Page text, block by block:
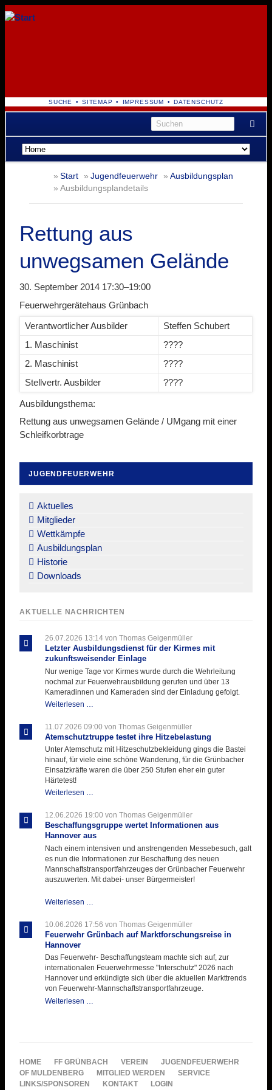
NAVIGATION
ÜBERSPRINGEN
SUCHE SITEMAP IMPRESSUM DATENSCHUTZ
Navigation
überspringen
Start Jugendfeuerwehr
Ausbildungsplan
Ausbildungsplandetails
Rettung aus
unwegsamen Gelände
30. September 2014 17:30–19:00
Feuerwehrgerätehaus Grünbach
Verantwortlicher Ausbilder
Steffen Schubert
1. Maschinist
????
2. Maschinist
????
Stellvertr. Ausbilder
????
Ausbildungsthema:
Rettung aus unwegsamen Gelände / UMgang mit einer
Schleifkorbtrage
JUGENDFEUERWEHR
überspringen
Aktuelles
Mitglieder
Wettkämpfe
Ausbildungsplan
Historie
Downloads
AKTUELLE NACHRICHTEN
26.07.2026 13:14von Thomas Geigenmüller
Letzter Ausbildungsdienst für der Kirmes mit
zukunftsweisender Einlage
Nur wenige Tage vor Kirmes wurde durch die Wehrleitung
nochmal zur Feuerwehrausbildung gerufen und über 13
Kameradinnen und Kameraden sind der Einladung gefolgt.
Weiterlesen …
für
der
Kirmes
mit
zukunftsweisender
11.07.2026 09:00 von Thomas Geigenmüller
Atemschutztruppe testet ihre Hitzebelastung
Unter Atemschutz mit Hitzeschutzbekleidung gings die Bastei
hinauf, für viele eine schöne Wanderung, für die Grünbacher
Einsatzkräfte waren die über 250 Stufen eher ein guter
Härtetest!
Weiterlesen …
ihre
Hitzebelastung
12.06.2026 19:00 von Thomas Geigenmüller
Beschaffungsgruppe wertet Informationen aus
Hannover aus
Nach einem intensiven und anstrengenden Messebesuch, galt
es nun die Informationen zur Beschaffung des neuen
Mannschaftstransportfahrzeuges der Grünbacher Feuerwehr
auszuwerten. Mit dabei- unser Bürgermeister!
Weiterlesen …
Informationen
aus
aus
10.06.2026 17:56 von Thomas Geigenmüller
Feuerwehr Grünbach auf Marktforschungsreise in
Hannover
Das Feuerwehr- Beschaffungsteam machte sich auf, zur
internationalen Feuerwehrmesse "Interschutz" 2026 nach
Hannover und erkündigte sich über die aktuellen Markttrends
von Feuerwehr-Mannschaftstransportfahrzeuge.
Weiterlesen …
in
NAVIGATION
ÜBERSPRINGEN
HOME FF GRÜNBACH VEREIN
JUGENDFEUERWEHR
OF MULDENBERG
MITGLIED WERDEN
SERVICE
LINKS/SPONSOREN
KONTAKT LOGIN